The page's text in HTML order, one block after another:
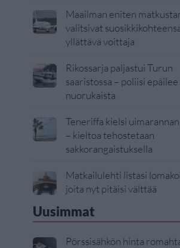
Maailman eniten
valitsivat
yllättävä voittaja
Rikossarja paljastui Turun
saaristossa – poliisi
nuorukaista
Teneriffa kielsi
– kieltoa tehostetaan
sakkorangaistuksella
Matkailulehti listasi
joita nyt pitäisi välttää
Uusimmat
Pörssisähkön hinta